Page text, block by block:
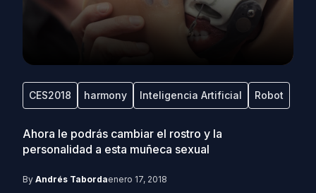
CES2018 harmony Inteligencia Artificial Robot
Ahora le podrás cambiar el rostro y la
personalidad a esta muñeca sexual
By Andrés Tabordaenero 17, 2018